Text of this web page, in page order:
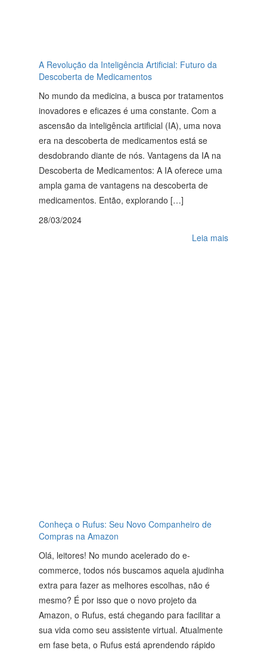
A Revolução da Inteligência Artificial: Futuro da
Descoberta de Medicamentos
No mundo da medicina, a busca por tratamentos
inovadores e eficazes é uma constante. Com a
ascensão da inteligência artificial (IA), uma nova
era na descoberta de medicamentos está se
desdobrando diante de nós. Vantagens da IA na
Descoberta de Medicamentos: A IA oferece uma
ampla gama de vantagens na descoberta de
medicamentos. Então, explorando […]
28/03/2024
Leia mais
Conheça o Rufus: Seu Novo Companheiro de
Compras na Amazon
Olá, leitores! No mundo acelerado do e-
commerce, todos nós buscamos aquela ajudinha
extra para fazer as melhores escolhas, não é
mesmo? É por isso que o novo projeto da
Amazon, o Rufus, está chegando para facilitar a
sua vida como seu assistente virtual. Atualmente
em fase beta, o Rufus está aprendendo rápido